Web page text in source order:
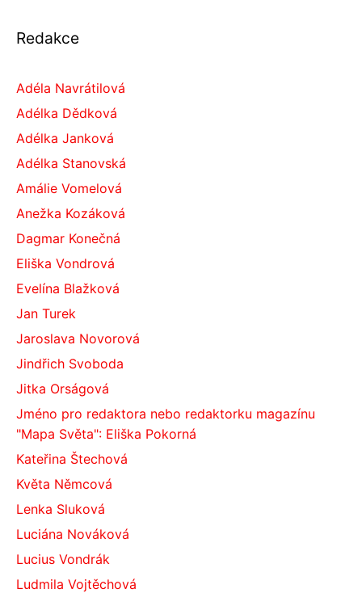
Redakce
Adéla Navrátilová
Adélka Dědková
Adélka Janková
Adélka Stanovská
Amálie Vomelová
Anežka Kozáková
Dagmar Konečná
Eliška Vondrová
Evelína Blažková
Jan Turek
Jaroslava Novorová
Jindřich Svoboda
Jitka Orságová
Jméno pro redaktora nebo redaktorku magazínu
"Mapa Světa": Eliška Pokorná
Kateřina Štechová
Květa Němcová
Lenka Sluková
Luciána Nováková
Lucius Vondrák
Ludmila Vojtěchová